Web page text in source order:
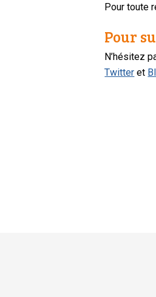
Pour toute
Pour
N’hésitez
Twitter et